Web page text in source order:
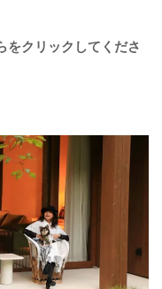
クリックしてくださ